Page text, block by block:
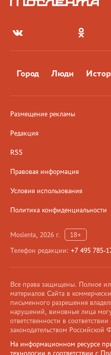
Город Люди
Размещение рекламы
Редакция
RSS
Правовая информация
Условия использования
Политика конфиденциальности
Moslenta, 2026 г.
18+
Телефон редакции: +7 495 785-
Все права защищены. Полное
материалов Сайта в
письменного разрешения
нарушений, виновные лица
ответственности в
законодательством Российской
На информационном ресурсе
технологии в соответствии с